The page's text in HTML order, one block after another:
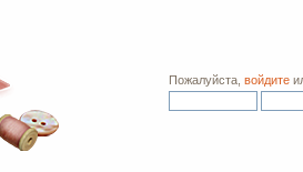
Пожалуйста,войдите